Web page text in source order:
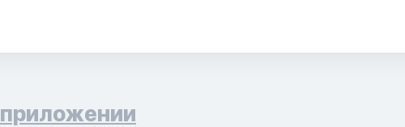
приложении